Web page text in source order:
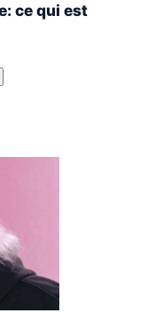
ce qui est